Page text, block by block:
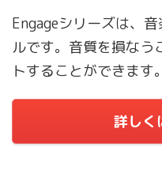
Engageシリーズは、
ルです。音質を損なう
トすることができます。
詳しく